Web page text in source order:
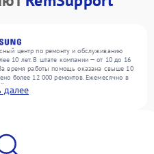
центр по ремонту и обслуживанию
10 лет. В штате компании — от 10 до 16
время работы помощь оказана свыше 10
более 12 000 ремонтов. Ежемесячно в
включая , , . Мы устраняем поломки
результат благодаря отлаженным
далее